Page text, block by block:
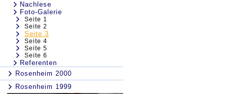
Nachlese
Foto-Galerie
Seite 1
Seite 2
Seite 3
Seite 4
Seite 5
Seite 6
Referenten
Rosenheim 2000
Rosenheim 1999